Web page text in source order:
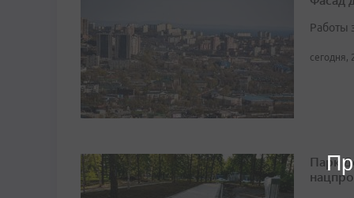
Работы
сегодня,
Парк